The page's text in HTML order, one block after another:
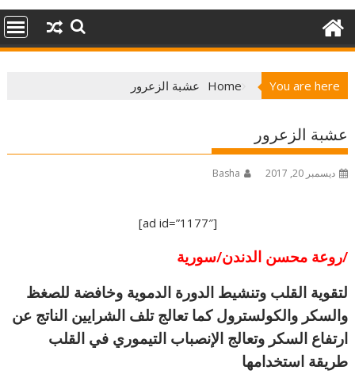
You are here
Home عشبة الزعرور
عشبة الزعرور
ديسمبر 20, 2017 Basha
[ad id=”1177″]
/روعة محسن الدندن/سورية
لتقوية القلب وتنشيط الدورة الدموية وخافضة للصغظ
والسكر والكولسترول كما تعالج تلف الشرايين الناتج عن
ارتفاع السكر وتعالج الإنصباب التيموري في القلب
طريقة استخدامها